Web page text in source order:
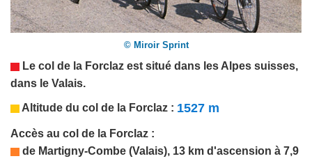
© Miroir Sprint
Le col de la Forclaz est situé dans les Alpes suisses,
dans le Valais.
Altitude du col de la Forclaz : 1527 m
Accès au col de la Forclaz :
de Martigny-Combe (Valais), 13 km d'ascension à 7,9